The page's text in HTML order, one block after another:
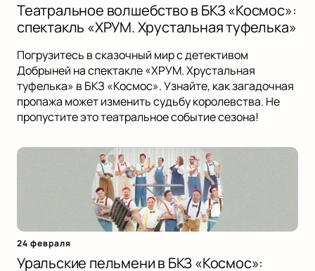
Театральное волшебство в БКЗ «Космос»:
спектакль «ХРУМ. Хрустальная туфелька»
Погрузитесь в сказочный мир с детективом
Добрыней на спектакле «ХРУМ. Хрустальная
туфелька» в БКЗ «Космос». Узнайте, как загадочная
пропажа может изменить судьбу королевства. Не
пропустите это театральное событие сезона!
24 февраля
Уральские пельмени в БКЗ «Космос»: